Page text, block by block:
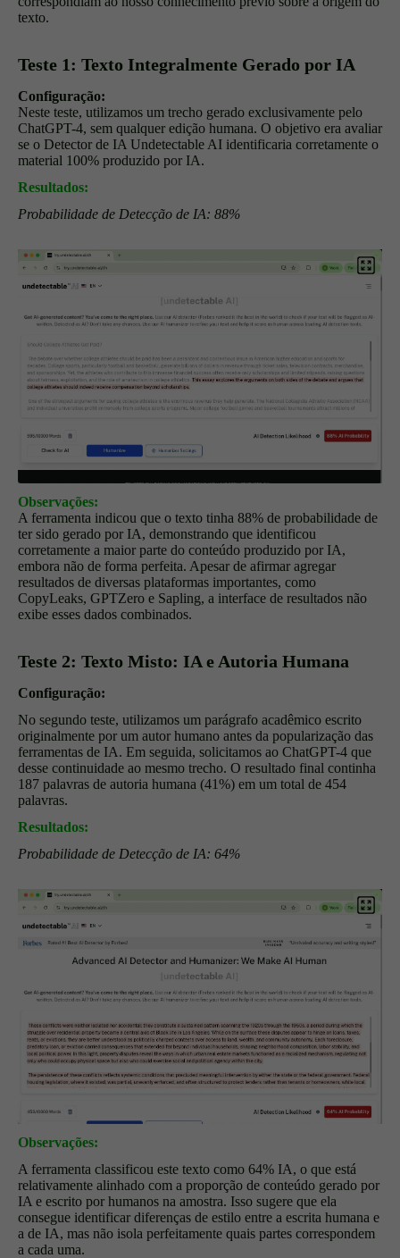
texto.
Teste 1: Texto Integralmente Gerado por IA
Configuração:
Neste teste, utilizamos um trecho gerado exclusivamente pelo
ChatGPT-4, sem qualquer edição humana. O objetivo era avaliar
se o Detector de IA Undetectable AI identificaria corretamente o
material 100% produzido por IA.
Resultados:
Probabilidade de Detecção de IA: 88%
Observações:
A ferramenta indicou que o texto tinha 88% de probabilidade de
ter sido gerado por IA, demonstrando que identificou
corretamente a maior parte do conteúdo produzido por IA,
embora não de forma perfeita. Apesar de afirmar agregar
resultados de diversas plataformas importantes, como
CopyLeaks, GPTZero e Sapling, a interface de resultados não
exibe esses dados combinados.
Teste 2: Texto Misto: IA e Autoria Humana
Configuração:
No segundo teste, utilizamos um parágrafo acadêmico escrito
originalmente por um autor humano antes da popularização das
ferramentas de IA. Em seguida, solicitamos ao ChatGPT-4 que
desse continuidade ao mesmo trecho. O resultado final continha
187 palavras de autoria humana (41%) em um total de 454
palavras.
Resultados:
Probabilidade de Detecção de IA: 64%
Observações:
A ferramenta classificou este texto como 64% IA, o que está
relativamente alinhado com a proporção de conteúdo gerado por
IA e escrito por humanos na amostra. Isso sugere que ela
consegue identificar diferenças de estilo entre a escrita humana e
a de IA, mas não isola perfeitamente quais partes correspondem
a cada uma.